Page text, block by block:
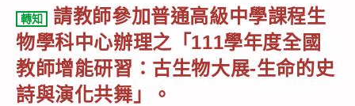
轉知
請教師參加普通高級中學課程生
物學科中心辦理之「111學年度全國
教師增能研習：古生物大展-生命的史
詩與演化共舞」。